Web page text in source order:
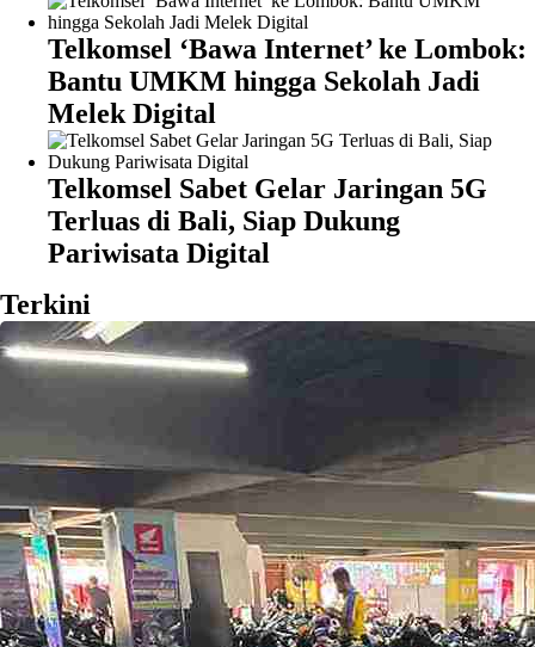
Telkomsel ‘Bawa Internet’ ke Lombok:
Bantu UMKM hingga Sekolah Jadi
Melek Digital
Telkomsel Sabet Gelar Jaringan 5G
Terluas di Bali, Siap Dukung
Pariwisata Digital
Terkini